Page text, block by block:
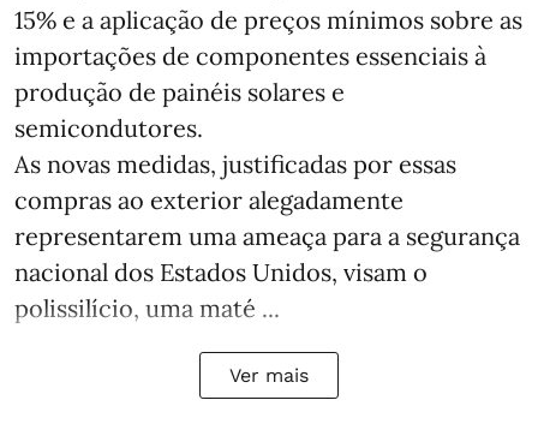
15% e a aplicação de preços mínimos sobre as
importações de componentes essenciais à
produção de painéis solares e
semicondutores.
As novas medidas, justificadas por essas
compras ao exterior alegadamente
representarem uma ameaça para a segurança
nacional dos Estados Unidos, visam o
polissilício, uma maté ...
Ver mais